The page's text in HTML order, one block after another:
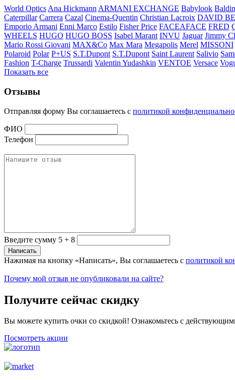
World Optics Ana Hickmann ARMANI EXCHANGE Babylook
Caterpillar Carrera Cazal Cinema-Quentin Christian Lacroix DAVID
Emporio Armani Enni Marco Estilo Fisher Price FACEAFACE FRED
WHEELS HUGO HUGO BOSS Isabel Marant INVU Jaguar Jimmy
Mario Rossi Giovani MAX&Co Max Mara Megapolis Merel MISSONI
Polaroid Polar P+US S.T.Dupont S.T.Dupont Saint Laurent Salivio
Fashion T-Charge Trussardi Valentin Yudashkin VENTOE Versace
Показать все
Отзывы
Отправляя форму Вы соглашаетесь с политикой
ФИО
Телефон
Введите сумму 5 + 8
Нажимая на кнопку «Написать», Вы соглашаетесь с политикой
Почему мой отзыв не опубликовали на сайте?
Получите сейчас скидку
Вы можете купить очки со скидкой! Ознакомьтесь с
Посмотреть акции